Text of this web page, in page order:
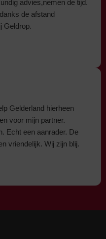
advies,nemen de tijd.
de afstand
Geldrop.
Gelderland hierheen
voor mijn partner.
Echt een aanrader. De
vriendelijk. Wij zijn blij.